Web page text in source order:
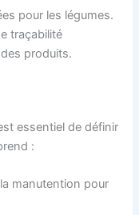
pour les légumes.
traçabilité
produits.
essentiel de définir
:
manutention pour